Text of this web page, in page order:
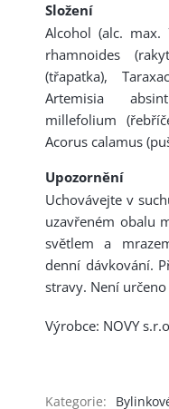
Složení
Alcohol (alc.
rhamnoides
(třapatka),
Artemisia
millefolium
Acorus calamus
Upozornění
Uchovávejte v
uzavřeném obalu
světlem a
denní dávkování.
stravy. Není
Výrobce: NOVY
Kategorie: